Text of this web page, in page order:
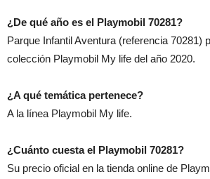
¿De qué año es el Playmobil 70281?
Parque Infantil Aventura (referencia 70281)
colección Playmobil My life del año 2020.
¿A qué temática pertenece?
A la línea Playmobil My life.
¿Cuánto cuesta el Playmobil 70281?
Su precio oficial en la tienda online de